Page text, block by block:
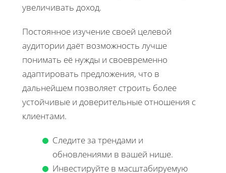
увеличивать доход.
Постоянное изучение своей целевой
аудитории даёт возможность лучше
понимать её нужды и своевременно
адаптировать предложения, что в
дальнейшем позволяет строить более
устойчивые и доверительные отношения с
клиентами.
Следите за трендами и
обновлениями в вашей нише.
Инвестируйте в масштабируемую